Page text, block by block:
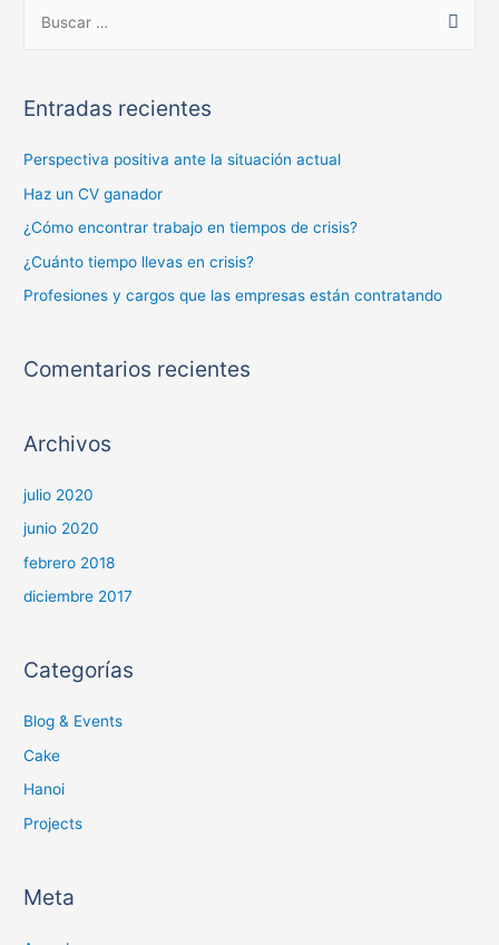
entradas
c
r
:
Entradas recientes
Perspectiva positiva ante la situación actual
Haz un CV ganador
¿Cómo encontrar trabajo en tiempos de crisis?
¿Cuánto tiempo llevas en crisis?
Profesiones y cargos que las empresas están contratando
Comentarios recientes
Archivos
julio 2020
junio 2020
febrero 2018
diciembre 2017
Categorías
Blog & Events
Cake
Hanoi
Projects
Meta